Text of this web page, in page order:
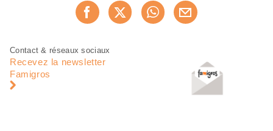
Recommander maintenant
Pied
page
Navigation
pied
Contact & réseaux sociaux
Recevez la newsletter
Famigros